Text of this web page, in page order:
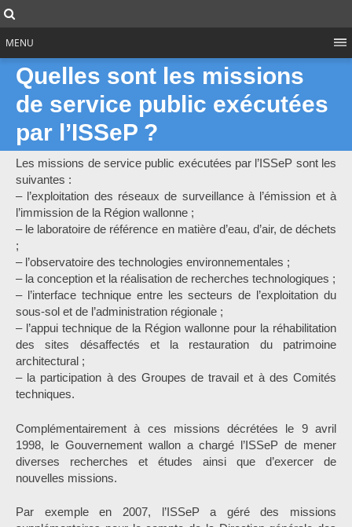
Skip
content
Search
MENU
Quelles sont les missions
de service public exécutées
par l’ISSeP ?
Les missions de service public exécutées par l’ISSeP sont les
suivantes :
– l’exploitation des réseaux de surveillance à l’émission et à
l’immission de la Région wallonne ;
– le laboratoire de référence en matière d’eau, d’air, de déchets
;
– l’observatoire des technologies environnementales ;
– la conception et la réalisation de recherches technologiques ;
– l’interface technique entre les secteurs de l’exploitation du
sous-sol et de l’administration régionale ;
– l’appui technique de la Région wallonne pour la réhabilitation
des sites désaffectés et la restauration du patrimoine
architectural ;
– la participation à des Groupes de travail et à des Comités
techniques.
Complémentairement à ces missions décrétées le 9 avril
1998, le Gouvernement wallon a chargé l’ISSeP de mener
diverses recherches et études ainsi que d’exercer de
nouvelles missions.
Par exemple en 2007, l’ISSeP a géré des missions